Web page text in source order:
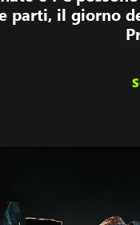
parti, il giorno